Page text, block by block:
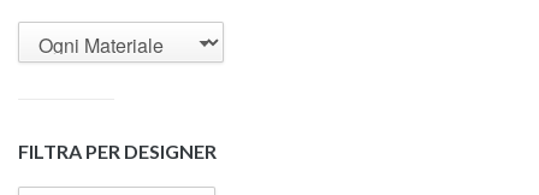
FILTRA PER DESIGNER